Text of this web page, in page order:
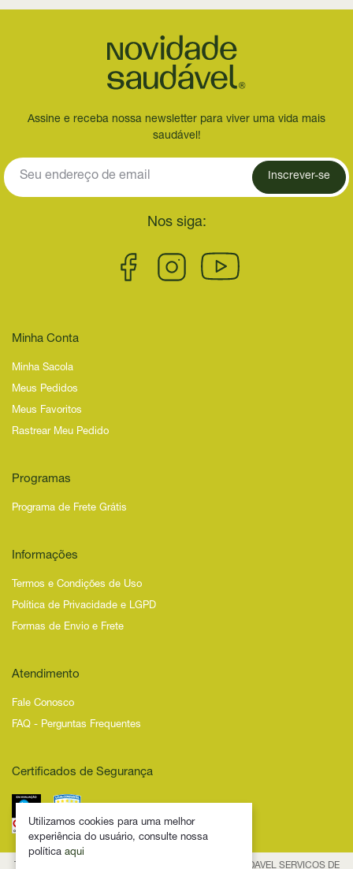
Assine e receba nossa newsletter para viver uma vida mais
saudável!
Inscrever-se
Nos siga:
Minha Conta
Minha Sacola
Meus Pedidos
Meus Favoritos
Rastrear Meu Pedido
Programas
Programa de Frete Grátis
Informações
Termos e Condições de Uso
Política de Privacidade e LGPD
Formas de Envio e Frete
Atendimento
Fale Conosco
FAQ - Perguntas Frequentes
Certificados de Segurança
Todos os Direitos Reservados – 2025 – NOVIDADE SAUDAVEL SERVICOS DE
Utilizamos cookies para uma melhor
experiência do usuário, consulte nossa
política aqui